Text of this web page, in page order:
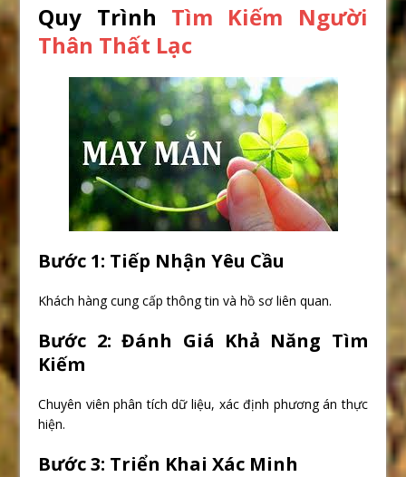
Quy Trình Tìm Kiếm Người
Thân Thất Lạc
Bước 1: Tiếp Nhận Yêu Cầu
Khách hàng cung cấp thông tin và hồ sơ liên quan.
Bước 2: Đánh Giá Khả Năng Tìm
Kiếm
Chuyên viên phân tích dữ liệu, xác định phương án thực
hiện.
Bước 3: Triển Khai Xác Minh